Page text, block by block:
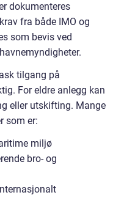
dokumenteres
fra både IMO og
som bevis ved
tilgang på
For eldre anlegg kan
eller utskifting. Mange
som er:
miljø
bro- og